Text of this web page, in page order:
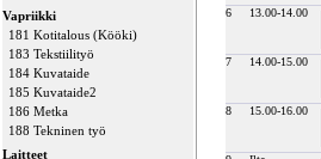
Vapriikki
181 Kotitalous (Kööki)
183 Tekstiilityö
184 Kuvataide
185 Kuvataide2
186 Metka
188 Tekninen työ
Laitteet
6 13.00-14.00
7 14.00-15.00
8 15.00-16.00